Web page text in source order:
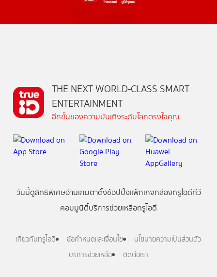
THE NEXT WORLD-CLASS SMART
ENTERTAINMENT
อีกขั้นของความบันเทิงระดับโลกตรงใจคุณ
วันนี้ดูสิทธิพิเศษอ่านเกมตาตั้งช้อปปิ้งแพ็กเกจกล่องทรูไอดีทีวี
คอมมูนิตี้บริการช่วยเหลือทรูไอดี
เกี่ยวกับทรูไอดี ข้อกำหนดและเงื่อนไข
นโยบายความเป็นส่วนตัว
บริการช่วยเหลือ
ติดต่อเรา